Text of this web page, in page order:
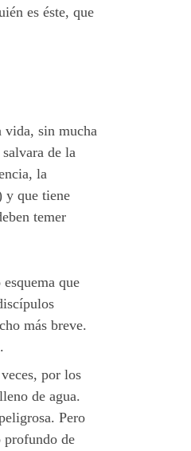
es éste, que
vida, sin mucha
de la
la
y que tiene
temer
que
más breve.
por los
de agua.
Pero
profundo de